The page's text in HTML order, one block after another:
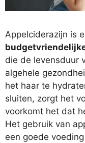
Appelciderazijn is
die de levensduur
algehele
het haar te
sluiten, zorgt het
voorkomt het dat
Het gebruik van
een goede